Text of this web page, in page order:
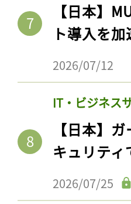
【日本】
ト導入を
2026/07/12
IT・ビジネス
【日本】
キュリテ
2026/07/25